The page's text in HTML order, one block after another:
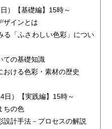
）【基礎編】15時～
ザインとは
る「ふさわしい色彩」につい
ての基礎知識
おける色彩・素材の歴史
日）【実践編】15時～
ちの色
設計手法－プロセスの解説